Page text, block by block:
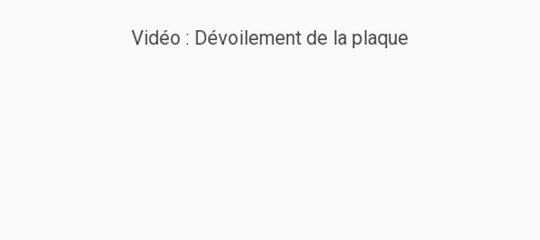
Vidéo : Dévoilement de la plaque